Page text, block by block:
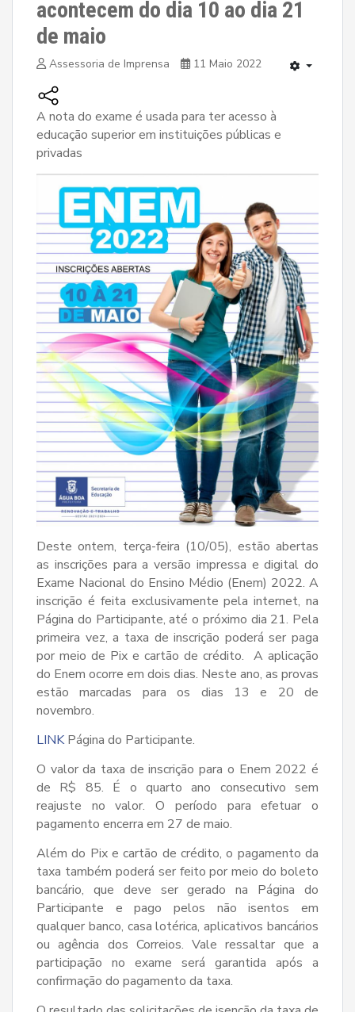
acontecem do dia 10 ao dia 21
de maio
Assessoria de Imprensa 11 Maio 2022
A nota do exame é usada para ter acesso à
educação superior em instituições públicas e
privadas
Deste ontem, terça-feira (10/05), estão abertas
as inscrições para a versão impressa e digital do
Exame Nacional do Ensino Médio (Enem) 2022. A
inscrição é feita exclusivamente pela internet, na
Página do Participante, até o próximo dia 21. Pela
primeira vez, a taxa de inscrição poderá ser paga
por meio de Pix e cartão de crédito. A aplicação
do Enem ocorre em dois dias. Neste ano, as provas
estão marcadas para os dias 13 e 20 de
novembro.
LINKPágina do Participante.
O valor da taxa de inscrição para o Enem 2022 é
de R$ 85. É o quarto ano consecutivo sem
reajuste no valor. O período para efetuar o
pagamento encerra em 27 de maio.
Além do Pix e cartão de crédito, o pagamento da
taxa também poderá ser feito por meio do boleto
bancário, que deve ser gerado na Página do
Participante e pago pelos não isentos em
qualquer banco, casa lotérica, aplicativos bancários
ou agência dos Correios. Vale ressaltar que a
participação no exame será garantida após a
confirmação do pagamento da taxa.